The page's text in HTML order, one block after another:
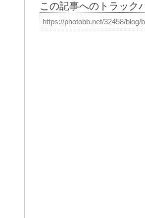
この記事へのトラック
https://photobb.net/32458/